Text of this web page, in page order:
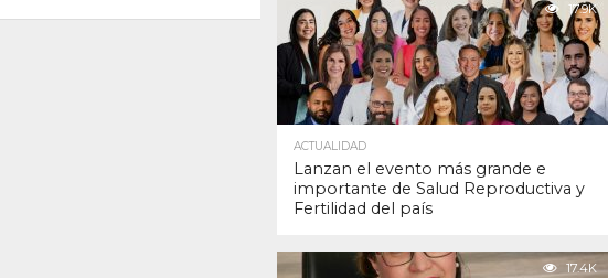
17.9K
ACTUALIDAD
Lanzan el evento más grande e
importante de Salud Reproductiva y
Fertilidad del país
17.4K